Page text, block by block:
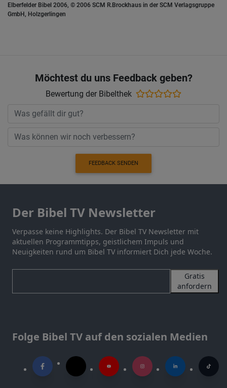
Elberfelder Bibel 2006, © 2006 SCM R.Brockhaus in der SCM Verlagsgruppe
GmbH, Holzgerlingen
Möchtest du uns Feedback geben?
Bewertung der Bibelthek
FEEDBACK SENDEN
Der Bibel TV Newsletter
Verpasse keine Highlights. Der Bibel TV Newsletter mit
aktuellen Programmtipps, geistlichem Impuls und
Neuigkeiten rund um Bibel TV informiert Dich jede Woche.
Gratis
anfordern
Folge Bibel TV auf den sozialen Medien